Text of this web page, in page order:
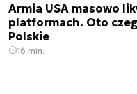
Armia USA masowo
platformach. Oto
Polskie
16 min.